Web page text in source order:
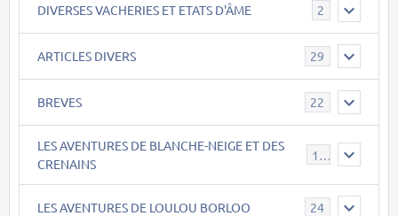
DIVERSES VACHERIES ET ETATS D'ÂME 2
ARTICLES DIVERS 29
BREVES 22
LES AVENTURES DE BLANCHE-NEIGE ET DES
CRENAINS
17
LES AVENTURES DE LOULOU BORLOO 24